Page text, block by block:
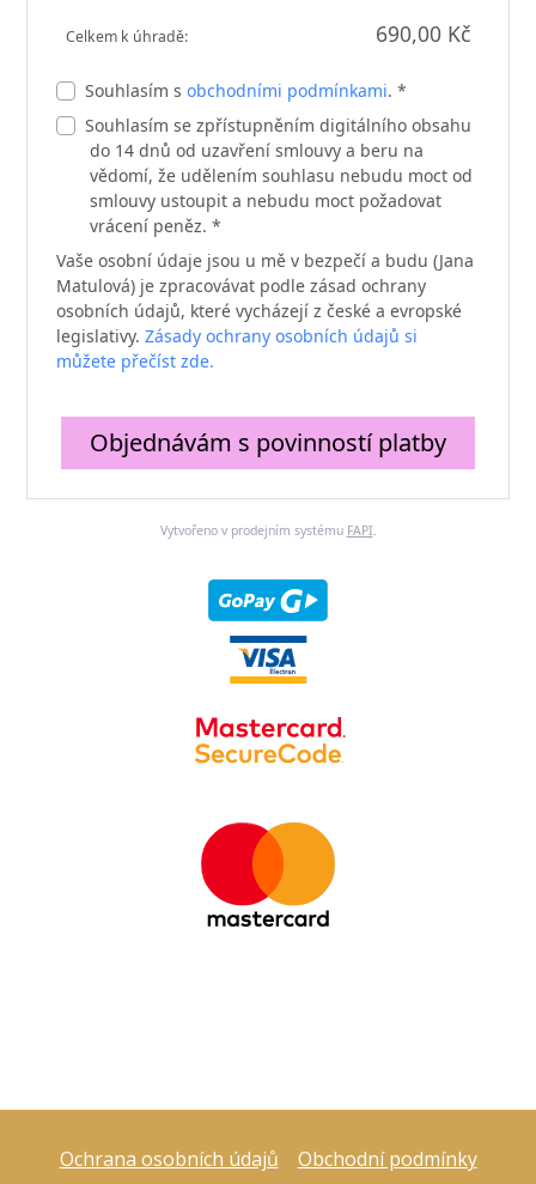
Celkem k úhradě: 690,00 Kč
Souhlasím sobchodními podmínkami. *
Souhlasím se zpřístupněním digitálního obsahu
do 14 dnů od uzavření smlouvy a beru na
vědomí, že udělením souhlasu nebudu moct od
smlouvy ustoupit a nebudu moct požadovat
vrácení peněz. *
Vaše osobní údaje jsou u mě v bezpečí a budu (Jana
Matulová) je zpracovávat podle zásad ochrany
osobních údajů, které vycházejí z české a evropské
legislativy.Zásady ochrany osobních údajů si
můžete přečíst zde.
Objednávám s povinností platby
Vytvořeno v prodejním systému FAPI.
Ochrana osobních údajů Obchodní podmínky